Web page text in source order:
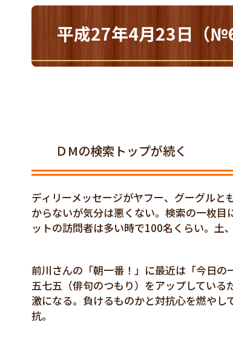
平成27年4月23日（
ＤМの検索トップが続く
ディリーメッセージがヤフー、グーグル
からないが気分は悪くない。検索の一枚
ットの訪問者は多い時で100名くらい。土
前川さんの「朝一番！」に最近は「今日
五七五（俳句のつもり）をアップしてい
激になる。負けるものかと対抗心を燃や
抗。